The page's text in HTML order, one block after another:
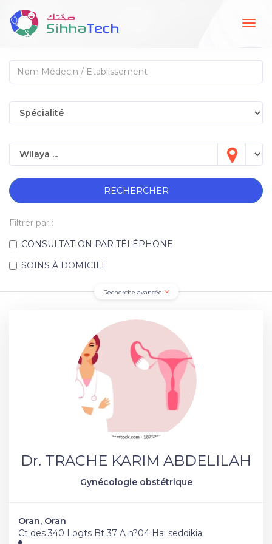
RECHERCHER
Filtrer par :
CONSULTATION PAR TÉLÉPHONE
SOINS À DOMICILE
Recherche avancée
Dr. TRACHE KARIM ABDELILAH
Gynécologie obstétrique
Oran, Oran
Ct des 340 Logts Bt 37 A n?04 Hai seddikia